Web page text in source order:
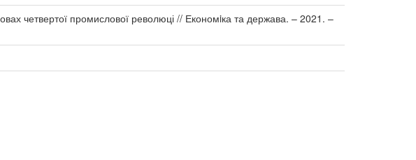
четвертої промислової революці // Економiка та держава. – 2021. –